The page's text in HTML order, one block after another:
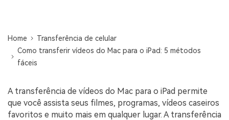
Mutsapper
Transferir dados do WhatsApp e WhatsApp
MobileTrans App
Transferir dados do telefone, dados do
Home
Transferência de celular
Como transferir vídeos do Mac para o iPad: 5 métodos
fáceis
A transferência de vídeos do Mac para o iPad permite
que você assista seus filmes, programas, vídeos caseiros
favoritos e muito mais em qualquer lugar. A transferência